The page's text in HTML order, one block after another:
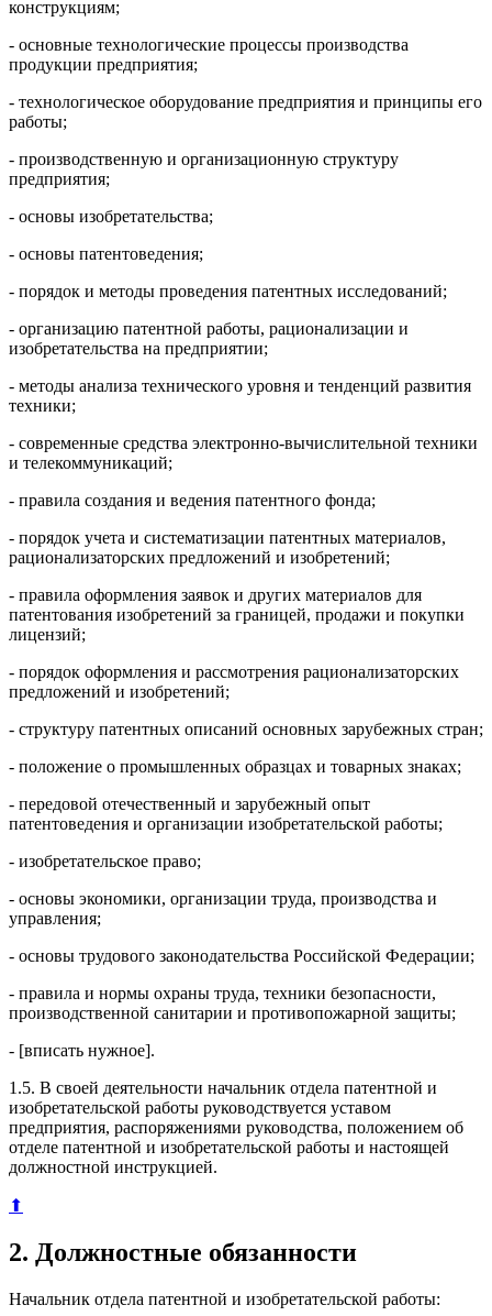
конструкциям;
- основные технологические процессы производства
продукции предприятия;
- технологическое оборудование предприятия и принципы его
работы;
- производственную и организационную структуру
предприятия;
- основы изобретательства;
- основы патентоведения;
- порядок и методы проведения патентных исследований;
- организацию патентной работы, рационализации и
изобретательства на предприятии;
- методы анализа технического уровня и тенденций развития
техники;
- современные средства электронно-вычислительной техники
и телекоммуникаций;
- правила создания и ведения патентного фонда;
- порядок учета и систематизации патентных материалов,
рационализаторских предложений и изобретений;
- правила оформления заявок и других материалов для
патентования изобретений за границей, продажи и покупки
лицензий;
- порядок оформления и рассмотрения рационализаторских
предложений и изобретений;
- структуру патентных описаний основных зарубежных стран;
- положение о промышленных образцах и товарных знаках;
- передовой отечественный и зарубежный опыт
патентоведения и организации изобретательской работы;
- изобретательское право;
- основы экономики, организации труда, производства и
управления;
- основы трудового законодательства Российской Федерации;
- правила и нормы охраны труда, техники безопасности,
производственной санитарии и противопожарной защиты;
- [вписать нужное].
1.5. В своей деятельности начальник отдела патентной и
изобретательской работы руководствуется уставом
предприятия, распоряжениями руководства, положением об
отделе патентной и изобретательской работы и настоящей
должностной инструкцией.
⬆
2. Должностные обязанности
Начальник отдела патентной и изобретательской работы: